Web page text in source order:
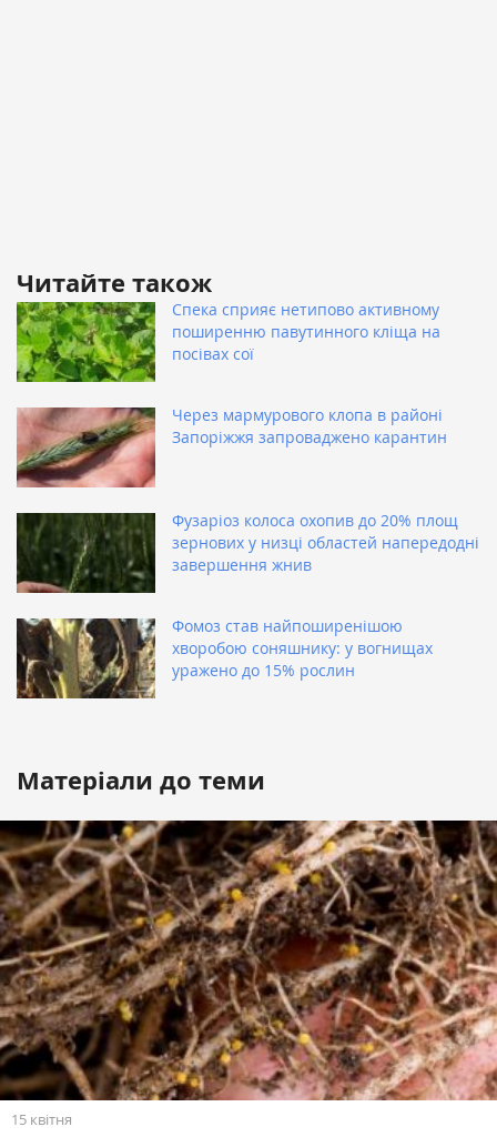
Читайте також
Спека сприяє нетипово активному
поширенню павутинного кліща на
посівах сої
Через мармурового клопа в районі
Запоріжжя запроваджено карантин
Фузаріоз колоса охопив до 20% площ
зернових у низці областей напередодні
завершення жнив
Фомоз став найпоширенішою
хворобою соняшнику: у вогнищах
уражено до 15% рослин
Матеріали до теми
15 квітня